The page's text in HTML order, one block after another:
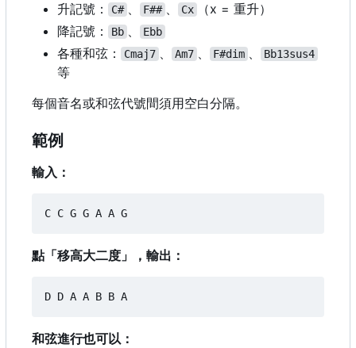
升記號： C# 、 F## 、 Cx （x = 重升）
降記號：
Bb 、 Ebb
各種和弦： Cmaj7 、 Am7 、 F#dim 、 Bb13sus4
等
每個音名或和弦代號間須用空白分隔。
範例
輸入：
點「移高大二度」，輸出：
和弦進行也可以：